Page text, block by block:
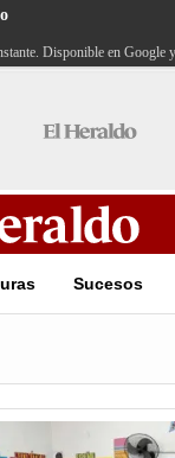
Disponible en Google
Sucesos